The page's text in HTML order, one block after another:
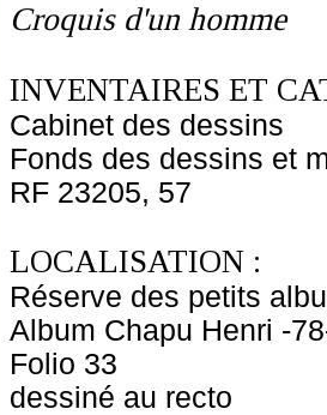
Croquis d'un homme
INVENTAIRES ET
Cabinet des dessins
Fonds des dessins et
RF 23205, 57
LOCALISATION :
Réserve des petits
Album Chapu Henri -
Folio 33
dessiné au recto